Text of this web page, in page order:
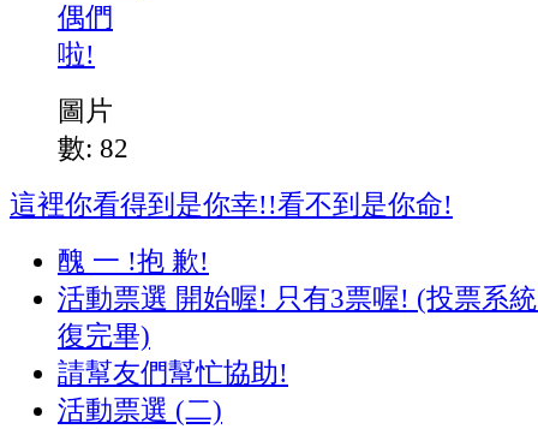
偶們
啦!
圖片
數: 82
這裡你看得到是你幸!!看不到是你命!
醜 一 !抱 歉!
活動票選 開始喔! 只有3票喔! (投票系
復完畢)
請幫友們幫忙協助!
活動票選 (二)